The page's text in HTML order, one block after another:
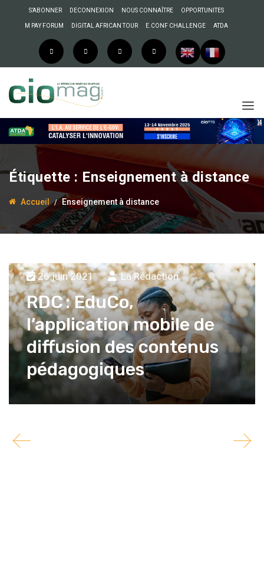
S’ABONNER DECONNEXION NOUS CONNAÎTRE OPPORTUNITES
M PAY FORUM DIGITAL AFRICAN TOUR E.CONF CHALLENGE ATDA
Étiquette : Enseignement à distance
Accueil Enseignement à distance
26 juin 2021 La Rédaction
RDC : EduCo,
l’application mobile de
diffusion des contenus
pédagogiques